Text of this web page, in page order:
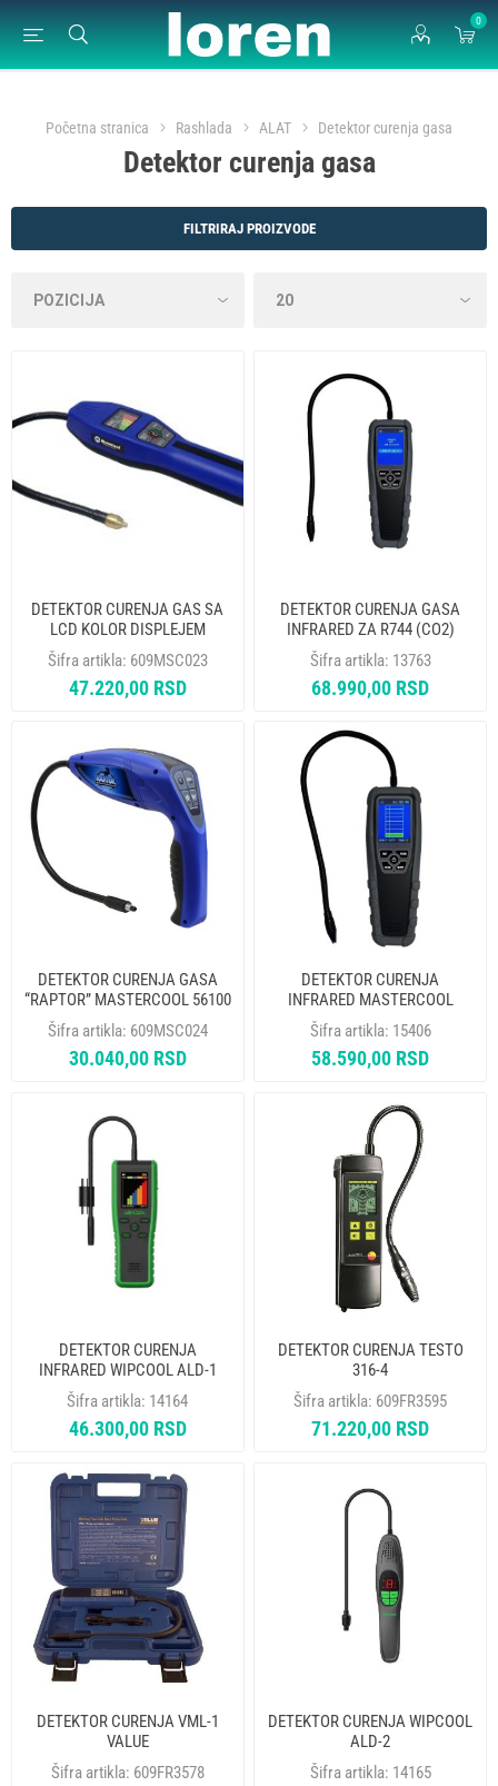
0
Početna stranica Rashlada ALAT Detektor curenja gasa
Detektor curenja gasa
FILTRIRAJ PROIZVODE
DETEKTOR CURENJA GAS SA
LCD KOLOR DISPLEJEM
MASTERCOOL 55800
Šifra artikla: 609MSC023
47.220,00 RSD
DETEKTOR CURENJA GASA
INFRARED ZA R744 (CO2)
MASTERCOOL 55745-BL
Šifra artikla: 13763
68.990,00 RSD
DETEKTOR CURENJA GASA
“RAPTOR” MASTERCOOL 56100
Šifra artikla: 609MSC024
30.040,00 RSD
DETEKTOR CURENJA
INFRARED MASTERCOOL
55600-A
Šifra artikla: 15406
58.590,00 RSD
DETEKTOR CURENJA
INFRARED WIPCOOL ALD-1
Šifra artikla: 14164
46.300,00 RSD
DETEKTOR CURENJA TESTO
316-4
Šifra artikla: 609FR3595
71.220,00 RSD
DETEKTOR CURENJA VML-1
VALUE
Šifra artikla: 609FR3578
DETEKTOR CURENJA WIPCOOL
ALD-2
Šifra artikla: 14165